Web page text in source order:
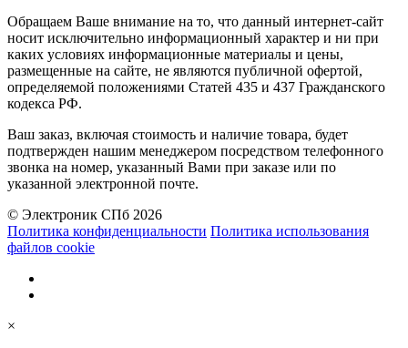
Обращаем Ваше внимание на то, что данный интернет-сайт
носит исключительно информационный характер и ни при
каких условиях информационные материалы и цены,
размещенные на сайте, не являются публичной офертой,
определяемой положениями Статей 435 и 437 Гражданского
кодекса РФ.
Ваш заказ, включая стоимость и наличие товара, будет
подтвержден нашим менеджером посредством телефонного
звонка на номер, указанный Вами при заказе или по
указанной электронной почте.
© Электроник СПб 2026
Политика конфиденциальности Политика использования
файлов cookie
×